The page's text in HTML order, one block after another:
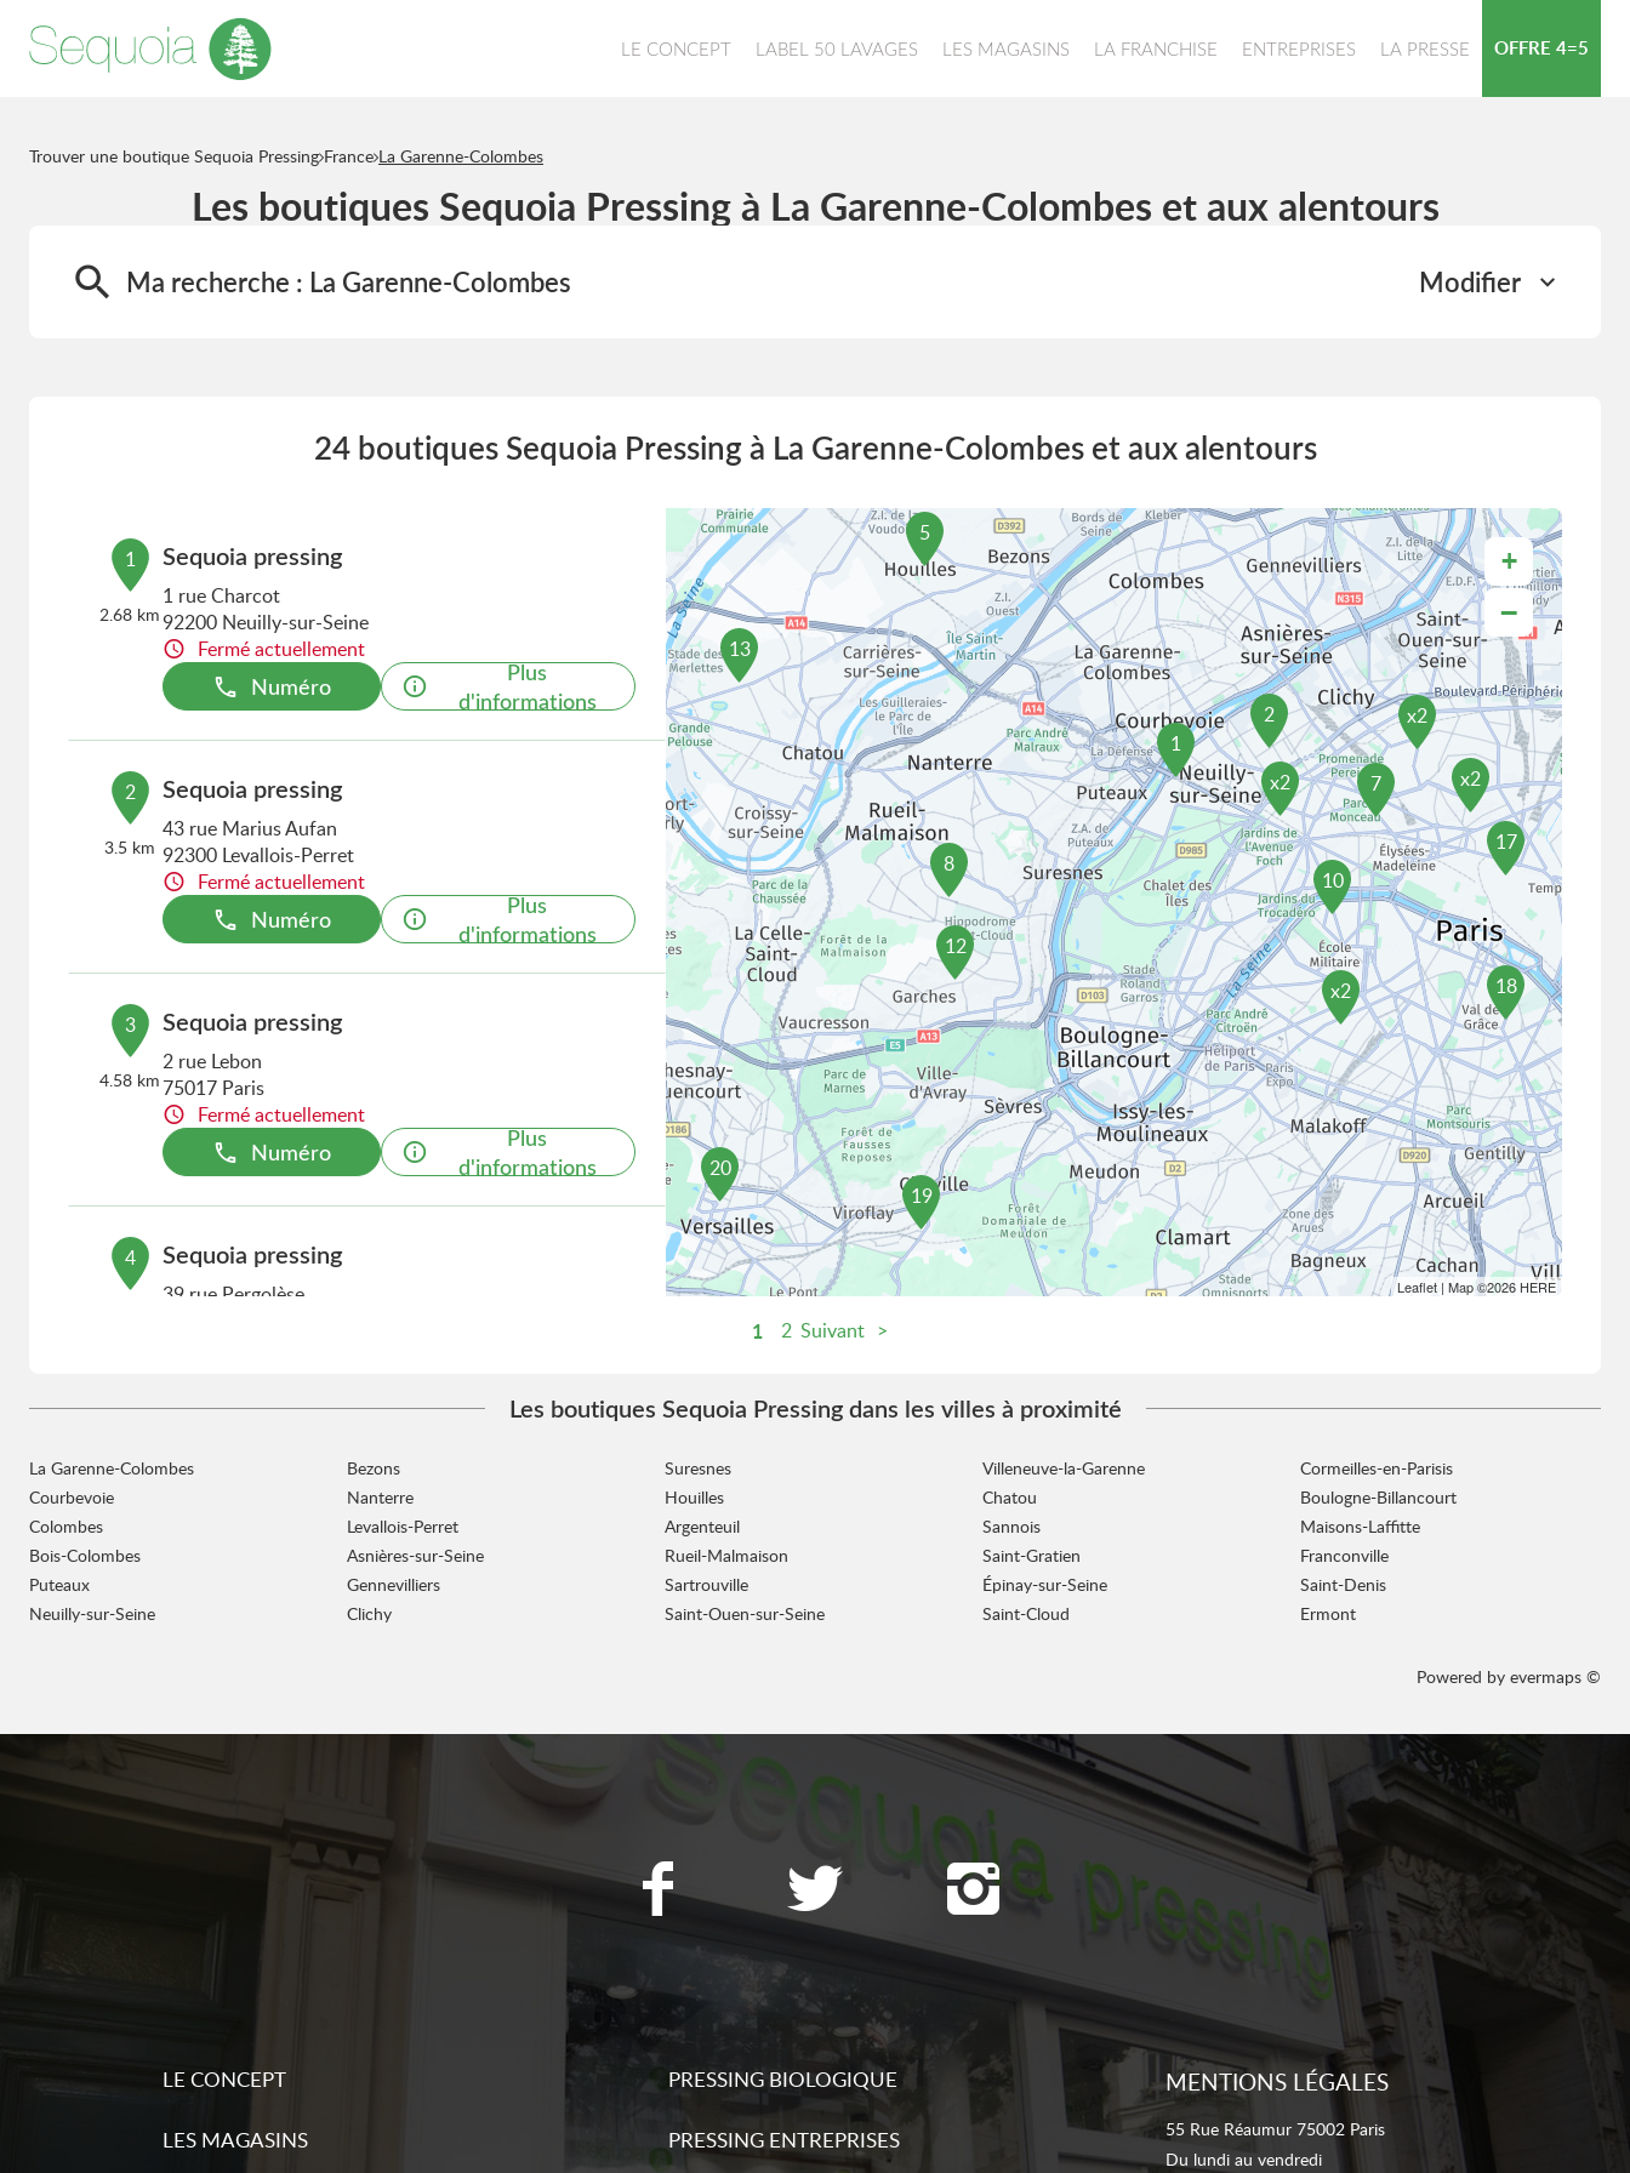
LE CONCEPT LABEL 50 LAVAGES LES MAGASINS LA FRANCHISE ENTREPRISES LA PRESSE OFFRE 4=5
Trouver une boutique Sequoia Pressing France La Garenne-Colombes
Les boutiques Sequoia Pressing à La Garenne-Colombes et aux alentours
Ma recherche : La Garenne-Colombes Modifier
24 boutiques Sequoia Pressing à La Garenne-Colombes et aux alentours
1
2.68 km
Sequoia pressing
1 rue Charcot
92200 Neuilly-sur-Seine
Fermé actuellement
Numéro
Plus
d'informations
2
3.5 km
Sequoia pressing
43 rue Marius Aufan
92300 Levallois-Perret
Fermé actuellement
Numéro
Plus
d'informations
3
4.58 km
Sequoia pressing
2 rue Lebon
75017 Paris
Fermé actuellement
Numéro
Plus
d'informations
4 Sequoia pressing
39 rue Pergolèse
d'informations
4.6 km
Sequoia pressing Houilles
Fermé actuellement
Fermé actuellement
Numéro
d'informations
Numéro
18
13
20
19
5
12
8
17
10
x2
7 x2
x2
1
2
x2
+
−
Leaflet| Map ©2026 HERE
1 2 Suivant
Les boutiques Sequoia Pressing dans les villes à proximité
La Garenne-Colombes
Courbevoie
Colombes
Bois-Colombes
Puteaux
Neuilly-sur-Seine
Bezons
Nanterre
Levallois-Perret
Asnières-sur-Seine
Gennevilliers
Clichy
Suresnes
Houilles
Argenteuil
Rueil-Malmaison
Sartrouville
Saint-Ouen-sur-Seine
Villeneuve-la-Garenne
Chatou
Sannois
Saint-Gratien
Épinay-sur-Seine
Saint-Cloud
Cormeilles-en-Parisis
Boulogne-Billancourt
Maisons-Laffitte
Franconville
Saint-Denis
Ermont
Powered by evermaps ©
LE CONCEPT
LES MAGASINS
PRESSING BIOLOGIQUE
PRESSING ENTREPRISES
MENTIONS LÉGALES
55 Rue Réaumur 75002 Paris
Du lundi au vendredi